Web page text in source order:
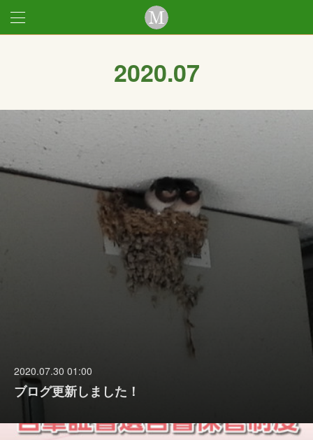
2020.07
2020.07.30 01:00
ブログ更新しました！